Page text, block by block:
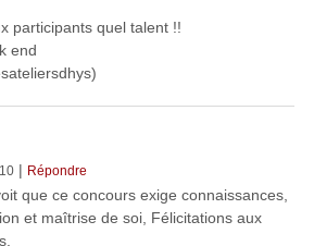
participants quel talent !!
end
| Répondre
que ce concours exige connaissances,
et maîtrise de soi, Félicitations aux